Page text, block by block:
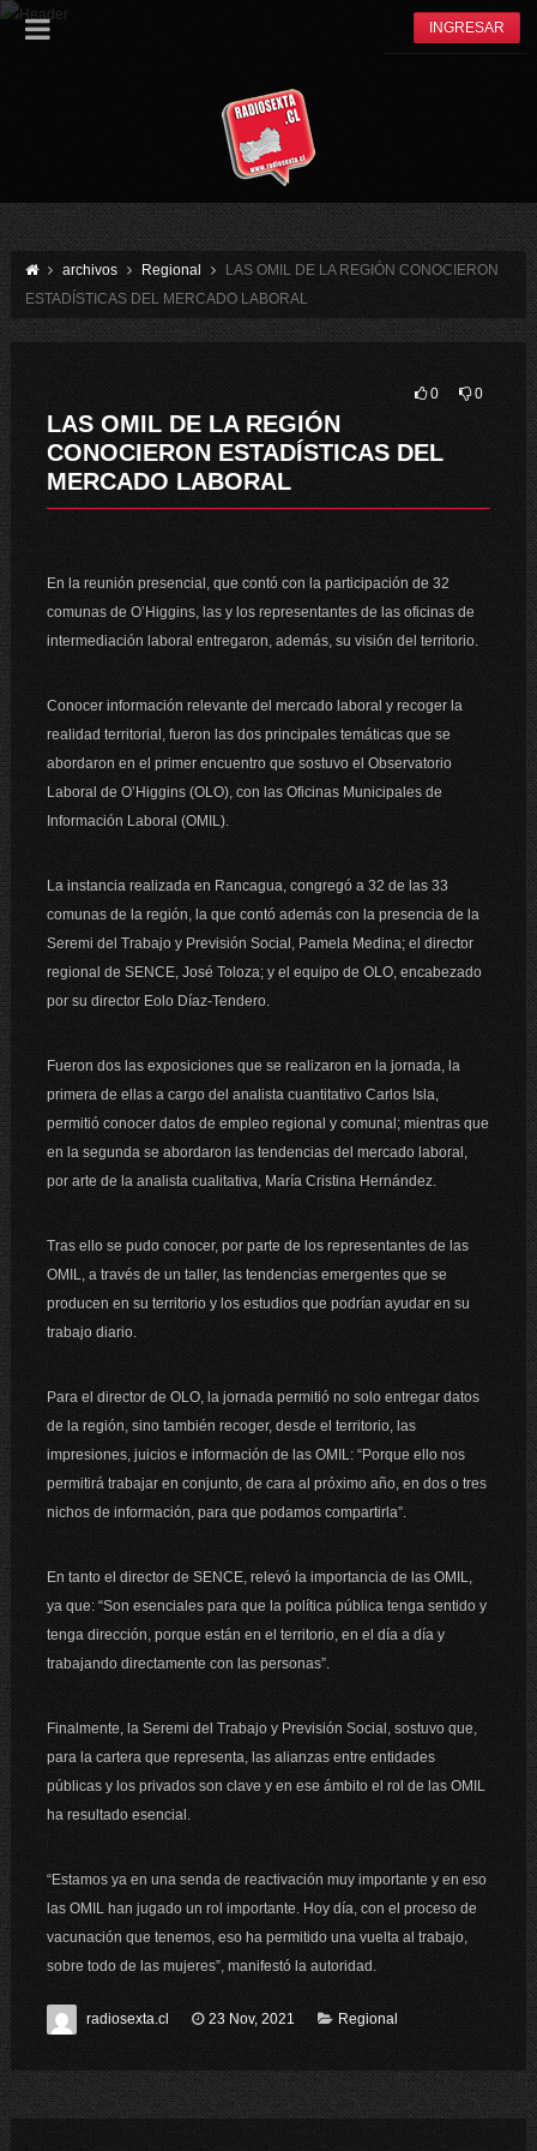
INGRESAR
archivos Regional
LAS OMIL DE LA REGIÓN CONOCIERON
ESTADÍSTICAS DEL MERCADO LABORAL
0 0
LAS OMIL DE LA REGIÓN
CONOCIERON ESTADÍSTICAS DEL
MERCADO LABORAL
En la reunión presencial, que contó con la participación de 32
comunas de O’Higgins, las y los representantes de las oficinas de
intermediación laboral entregaron, además, su visión del territorio.
Conocer información relevante del mercado laboral y recoger la
realidad territorial, fueron las dos principales temáticas que se
abordaron en el primer encuentro que sostuvo el Observatorio
Laboral de O’Higgins (OLO), con las Oficinas Municipales de
Información Laboral (OMIL).
La instancia realizada en Rancagua, congregó a 32 de las 33
comunas de la región, la que contó además con la presencia de la
Seremi del Trabajo y Previsión Social, Pamela Medina; el director
regional de SENCE, José Toloza; y el equipo de OLO, encabezado
por su director Eolo Díaz-Tendero.
Fueron dos las exposiciones que se realizaron en la jornada, la
primera de ellas a cargo del analista cuantitativo Carlos Isla,
permitió conocer datos de empleo regional y comunal; mientras que
en la segunda se abordaron las tendencias del mercado laboral,
por arte de la analista cualitativa, María Cristina Hernández.
Tras ello se pudo conocer, por parte de los representantes de las
OMIL, a través de un taller, las tendencias emergentes que se
producen en su territorio y los estudios que podrían ayudar en su
trabajo diario.
Para el director de OLO, la jornada permitió no solo entregar datos
de la región, sino también recoger, desde el territorio, las
impresiones, juicios e información de las OMIL: “Porque ello nos
permitirá trabajar en conjunto, de cara al próximo año, en dos o tres
nichos de información, para que podamos compartirla”.
En tanto el director de SENCE, relevó la importancia de las OMIL,
ya que: “Son esenciales para que la política pública tenga sentido y
tenga dirección, porque están en el territorio, en el día a día y
trabajando directamente con las personas”.
Finalmente, la Seremi del Trabajo y Previsión Social, sostuvo que,
para la cartera que representa, las alianzas entre entidades
públicas y los privados son clave y en ese ámbito el rol de las OMIL
ha resultado esencial.
“Estamos ya en una senda de reactivación muy importante y en eso
las OMIL han jugado un rol importante. Hoy día, con el proceso de
vacunación que tenemos, eso ha permitido una vuelta al trabajo,
sobre todo de las mujeres”, manifestó la autoridad.
radiosexta.cl 23 Nov, 2021 Regional